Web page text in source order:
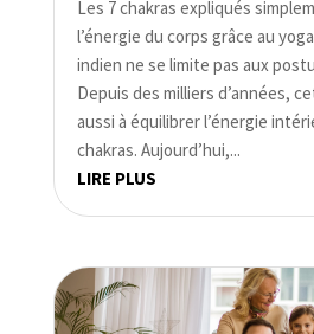
Les 7 chakras expliqués
l’énergie du corps grâce au
indien ne se limite pas aux
Depuis des milliers d’années,
aussi à équilibrer l’énergie
chakras. Aujourd’hui,...
LIRE PLUS